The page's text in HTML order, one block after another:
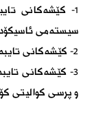
١- کێشەکانی
سیستەمی
٢- کێشەکانی تایبەت بە باج و کۆمپانیاکانی ھەرێمی کوردستان.
٣- کێشەکانی
و پرسی کوالیتی